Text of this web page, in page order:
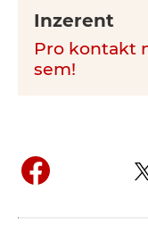
Inzerent
Pro kontakt
sem!